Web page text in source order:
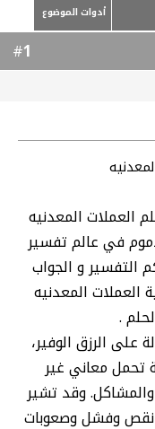
أدوات الموضوع
1
العملات المعدنيه
في عالم تفسير
التفسير و الجواب
المعدنيه
.
على الرزق الوفير،
تحمل معاني غير
وقد تشير
نقص وفشل وصعوبات